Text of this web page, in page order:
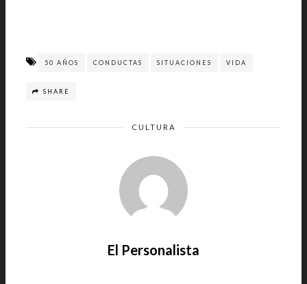
50 AÑOS CONDUCTAS SITUACIONES VIDA
SHARE
CULTURA
El Personalista